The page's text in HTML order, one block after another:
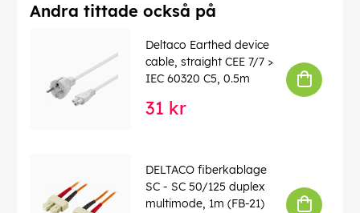
Andra tittade också på
Deltaco Earthed device
cable, straight CEE 7/7 >
IEC 60320 C5, 0.5m
31 kr
DELTACO fiberkablage
SC - SC 50/125 duplex
multimode, 1m (FB-21)